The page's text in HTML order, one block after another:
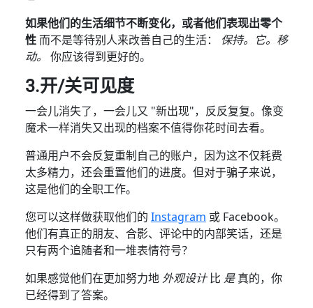
如果他们的生活细节不断变化，或者他们表现出零个
性而不是等待别人来改善自己的生活： 保持。它。移
动。
你应该得到更好的。
3.开/关可见度
一会儿消失了，一会儿又 "新出现"，反反复复。像变
魔术一样消失又出现的档案不值得你花时间去看。
普通用户不会反复重制自己的账户，因为这不仅耗费
太多精力，还会重置他们的进度。但对于骗子来说，
这是他们的全职工作。
您可以这样做获取他们的 Instagram 或 Facebook。
他们有真正的朋友、合影、评论中的内部笑话，还是
只有两个追随者和一堆表情符号？
如果感觉他们在更加努力地 外观设计比 是真的，你
已经得到了答案。